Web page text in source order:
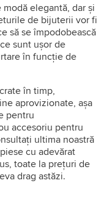
elegantă, dar și
de bijuterii vor fi
să se împodobească
sunt ușor de
în funcție de
în timp,
aprovizionate, așa
pentru
accesoriu pentru
ultima noastră
cu adevărat
toate la prețuri de
drag astăzi.